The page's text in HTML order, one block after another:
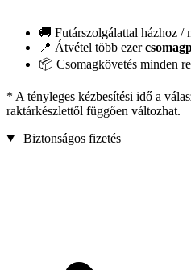
🚚 Futárszolgálattal házhoz /
📍 Átvétel több ezer
📦 Csomagkövetés minden
* A tényleges kézbesítési idő a
raktárkészlettől függően változhat.
Biztonságos fizetés